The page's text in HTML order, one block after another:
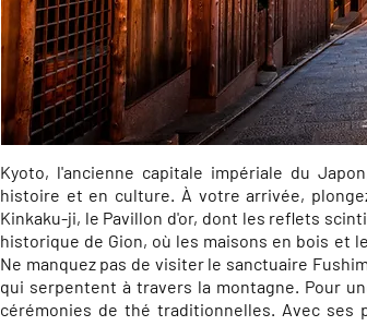
Kyoto, l'ancienne capitale impériale du
histoire et en culture. À votre arrivée,
Kinkaku-ji, le Pavillon d'or, dont les reflets
historique de Gion, où les maisons en bois et
Ne manquez pas de visiter le sanctuaire
qui serpentent à travers la montagne. Pour
cérémonies de thé traditionnelles. Avec ses